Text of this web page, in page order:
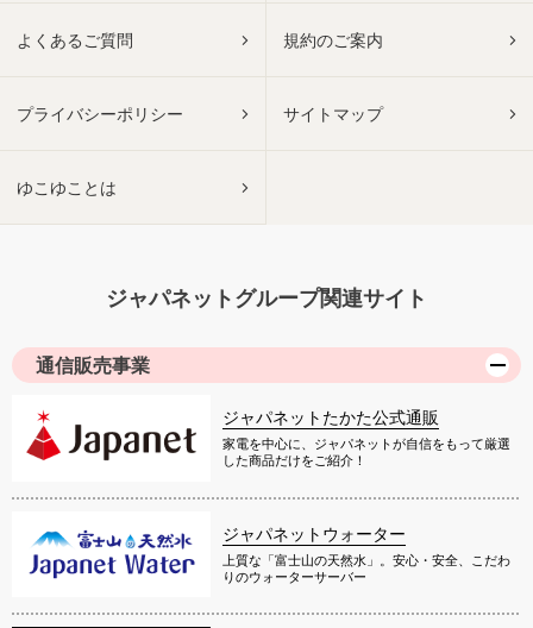
よくあるご質問 規約のご案内
プライバシーポリシー サイトマップ
ゆこゆことは
ジャパネットグループ関連サイト
通信販売事業
ジャパネットたかた公式通販
家電を中心に、ジャパネットが自信をもって厳選
した商品だけをご紹介！
ジャパネットウォーター
上質な「富士山の天然水」。安心・安全、こだわ
りのウォーターサーバー